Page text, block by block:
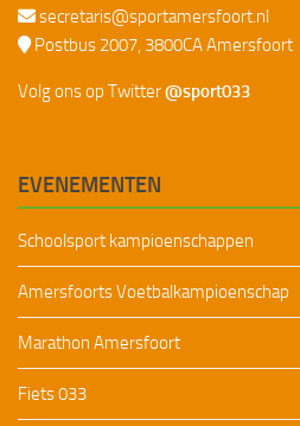
secretaris@sportamersfoort.nl
Postbus 2007, 3800CA Amersfoort
Volg ons op Twitter@sport033
EVENEMENTEN
Schoolsport kampioenschappen
Amersfoorts Voetbalkampioenschap
Marathon Amersfoort
Fiets 033